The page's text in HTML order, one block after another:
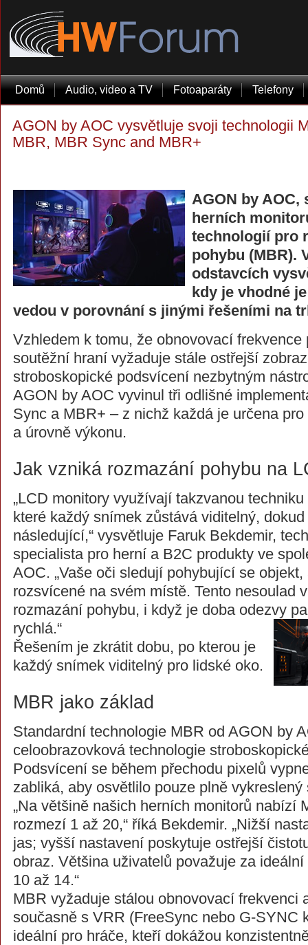
Domů Audio, video a TV Fotoaparáty Telefony
AGON by AOC vysvětluje svoji technologii
MBR, MBR Sync and MBR+
AGON by
herních
technologií pro
pohybu (MBR).
odstavcích
kdy je vhodné
vedou v porovnání s jinými řešeními na
Vzhledem k tomu, že obnovovací
soutěžní hraní vyžaduje stále ostřejší
stroboskopické podsvícení nezbytným
AGON by AOC vyvinul tři odlišné
Sync a MBR+ – z nichž každá je určena
a úrovně výkonu.
Jak vzniká rozmazání pohybu na
„LCD monitory využívají takzvanou techniku
které každý snímek zůstává viditelný,
následující,“ vysvětluje Faruk Bekdemir,
specialista pro herní a B2C produkty ve
AOC. „Vaše oči sledují pohybující se
rozsvícené na svém místě. Tento nesoulad
rozmazání pohybu, i když je doba odezvy
rychlá.“
Řešením je zkrátit dobu, po kterou je
každý snímek viditelný pro lidské oko.
MBR jako základ
Standardní technologie MBR od AGON by
celoobrazovková technologie
Podsvícení se během přechodu pixelů
zabliká, aby osvětlilo pouze plně vykreslený
„Na většině našich herních monitorů nabízí
rozmezí 1 až 20,“ říká Bekdemir. „Nižší
jas; vyšší nastavení poskytuje ostřejší
obraz. Většina uživatelů považuje za
10 až 14.“
MBR vyžaduje stálou obnovovací frekvenci
současně s VRR (FreeSync nebo G-SYNC
ideální pro hráče, kteří dokážou